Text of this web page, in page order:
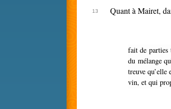
Quant à Mairet,
fait de parties tragiques et comiques, en telle façon que les unes et les autres, faisant ensemble un bon accord, ont enfin une joyeuse et comique catastrophe, à la différence
du mélange
treuve qu’elle
vin, et qui